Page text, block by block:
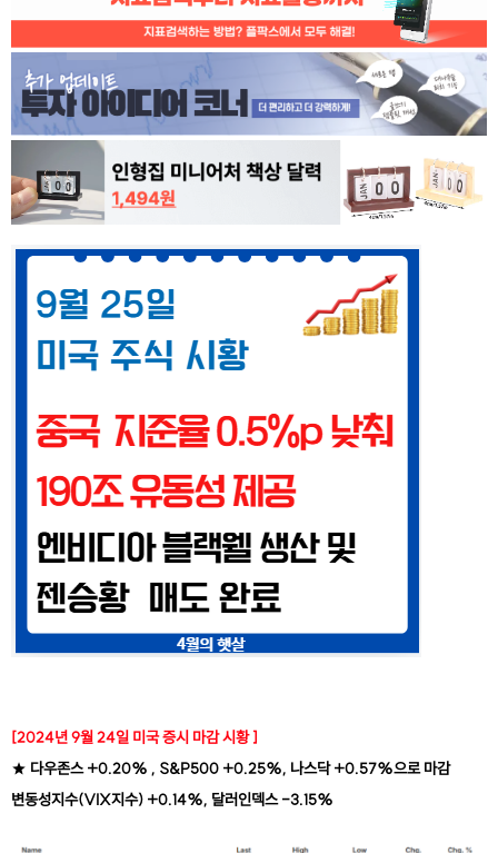
[2024년 9월 24일 미국 증시 마감 시황 ]​
★ 다우존스 +0.20% , S&P500 +0.25%, 나스닥 +0.57%으로 마감
변동성지수(VIX지수) +0.14%, 달러인덱스 -3.15%